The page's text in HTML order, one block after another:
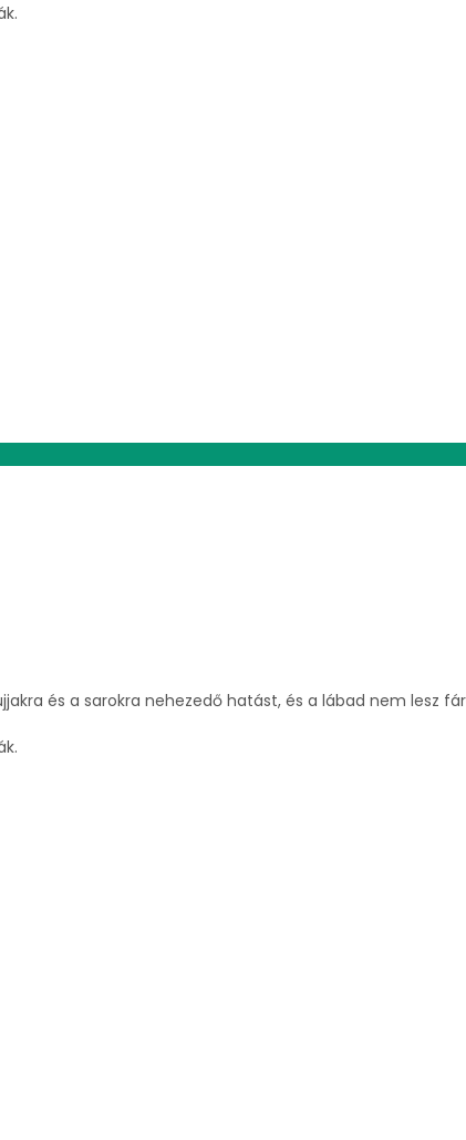
és a sarokra nehezedő hatást, és a lábad nem lesz